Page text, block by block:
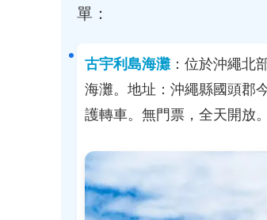
單：
古宇利島海灘 ：位於沖繩北
海灘。地址：沖繩縣國頭郡
護轉車。無門票，全天開放